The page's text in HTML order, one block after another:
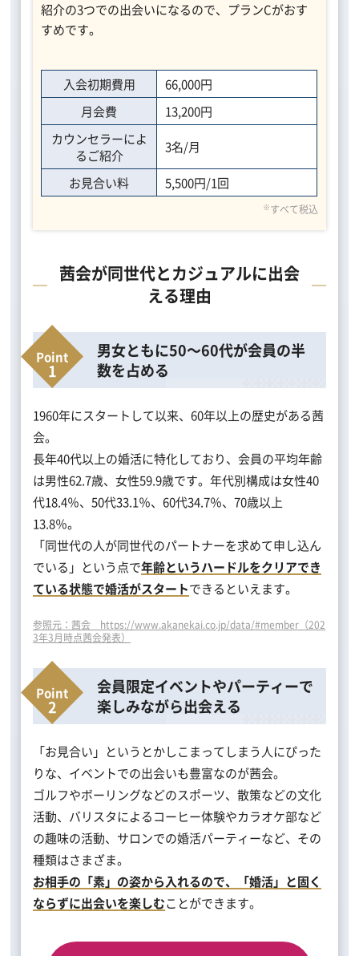
紹介の3つでの出会いになるので、プランCがおす
すめです。
入会初期費用
66,000円
月会費
13,200円
カウンセラーによ
るご紹介
3名/月
お見合い料 5,500円/1回
※すべて税込
茜会が同世代とカジュアルに出会
える理由
男女ともに50～60代が会員の半
数を占める
1960年にスタートして以来、60年以上の歴史がある茜
会。
長年40代以上の婚活に特化しており、会員の平均年齢
は男性62.7歳、女性59.9歳です。年代別構成は女性40
代18.4％、50代33.1％、60代34.7％、70歳以上
13.8％。
「同世代の人が同世代のパートナーを求めて申し込ん
でいる」という点で年齢というハードルをクリアでき
ている状態で婚活がスタートできるといえます。
参照元：茜会 https://www.akanekai.co.jp/data/#member（202
3年3月時点茜会発表）
会員限定イベントやパーティーで
楽しみながら出会える
「お見合い」というとかしこまってしまう人にぴった
りな、イベントでの出会いも豊富なのが茜会。
ゴルフやボーリングなどのスポーツ、散策などの文化
活動、バリスタによるコーヒー体験やカラオケ部など
の趣味の活動、サロンでの婚活パーティーなど、その
種類はさまざま。
お相手の「素」の姿から入れるので、「婚活」と固く
ならずに出会いを楽しむことができます。